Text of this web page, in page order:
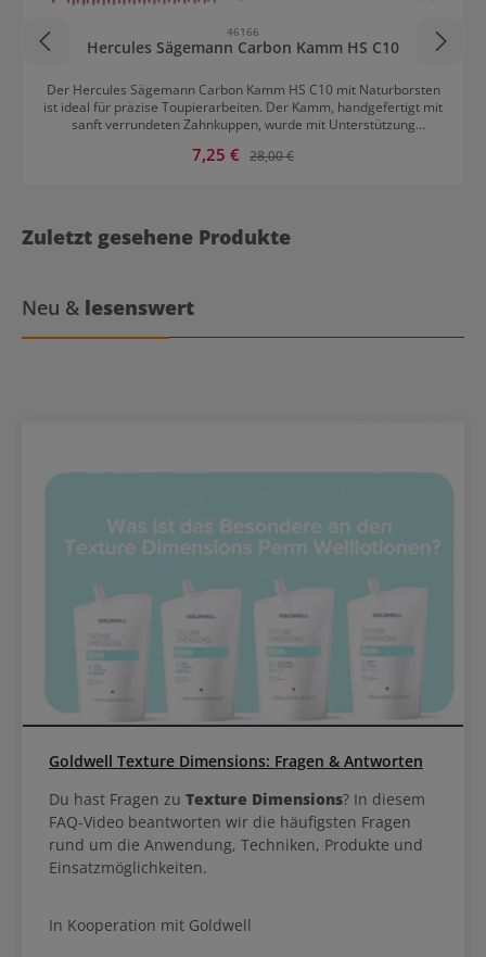
46166
Hercules Sägemann Carbon Kamm HS C10
Der Hercules Sägemann Carbon Kamm HS C10 mit Naturborsten
ist ideal für präzise Toupierarbeiten. Der Kamm, handgefertigt mit
sanft verrundeten Zahnkuppen, wurde mit Unterstützung
antistatisch, hitzebeständig und in den Farben Anthrazit und Rot
Verkaufspreis:
7,25 € Regulärer Preis:
28,00 €
Zuletzt gesehene Produkte
Neu & lesenswert
Goldwell Texture Dimensions: Fragen & Antworten
Du hast Fragen zu Texture Dimensions? In diesem
FAQ-Video beantworten wir die häufigsten Fragen
rund um die Anwendung, Techniken, Produkte und
Einsatzmöglichkeiten.
In Kooperation mit Goldwell